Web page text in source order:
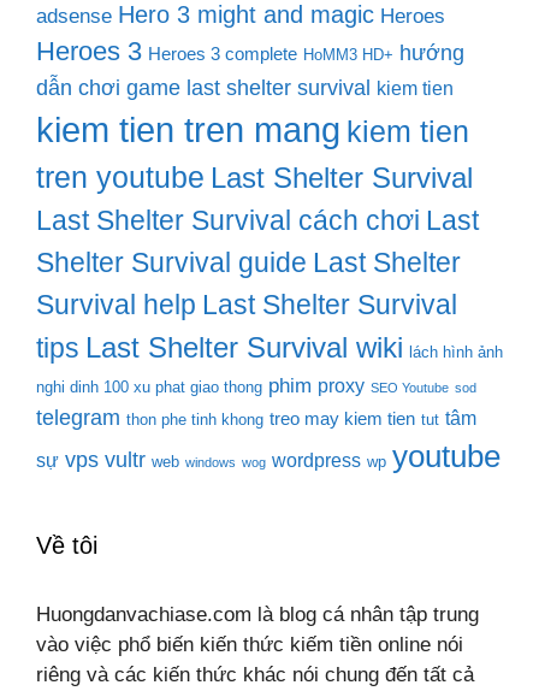
adsense Hero 3 might and magic Heroes
Heroes 3 Heroes 3 complete HoMM3 HD+ hướng
dẫn chơi game last shelter survival kiem tien
kiem tien tren mang kiem tien
tren youtube Last Shelter Survival
Last Shelter Survival cách chơi Last
Shelter Survival guide Last Shelter
Survival help Last Shelter Survival
tips Last Shelter Survival wiki lách hình ảnh
nghi dinh 100 xu phat giao thong phim proxy SEO Youtube sod
telegram thon phe tinh khong treo may kiem tien tut tâm
sự vps vultr web windows wog wordpress wp youtube
Về tôi
Huongdanvachiase.com là blog cá nhân tập trung
vào việc phổ biến kiến thức kiếm tiền online nói
riêng và các kiến thức khác nói chung đến tất cả